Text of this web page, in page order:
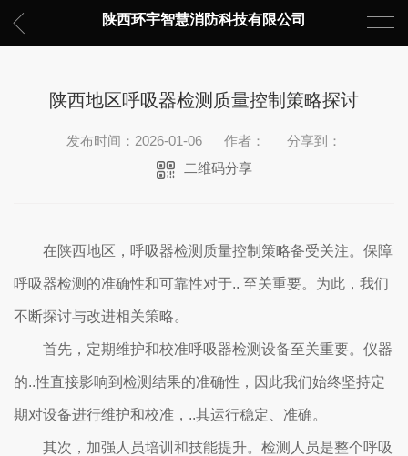
陕西环宇智慧消防科技有限公司
陕西地区呼吸器检测质量控制策略探讨
发布时间：2026-01-06 作者：
分享到：
二维码分享
在陕西地区，呼吸器检测质量控制策略备受关注。保障
呼吸器检测的准确性和可靠性对于.. 至关重要。为此，我们
不断探讨与改进相关策略。
首先，定期维护和校准呼吸器检测设备至关重要。仪器
的..性直接影响到检测结果的准确性，因此我们始终坚持定
期对设备进行维护和校准，..其运行稳定、准确。
其次，加强人员培训和技能提升。检测人员是整个呼吸